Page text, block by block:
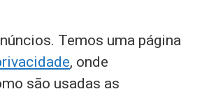
Temos uma página
, onde
são usadas as